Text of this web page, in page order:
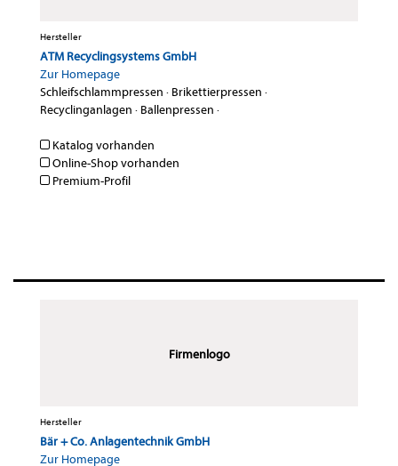
Hersteller
ATM Recyclingsystems GmbH
Zur Homepage
Schleifschlammpressen · Brikettierpressen ·
Recyclinganlagen · Ballenpressen ·
Katalog vorhanden
Online-Shop vorhanden
Premium-Profil
Firmenlogo
Hersteller
Bär + Co. Anlagentechnik GmbH
Zur Homepage